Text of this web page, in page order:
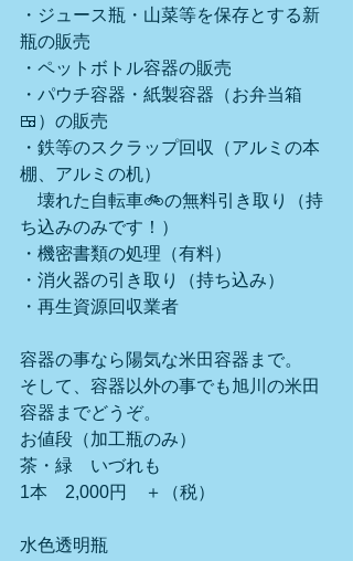
・ジュース瓶・山菜等を保存とする新
瓶の販売
・ペットボトル容器の販売
・パウチ容器・紙製容器（お弁当箱
🍱）の販売
・鉄等のスクラップ回収（アルミの本
棚、アルミの机）
壊れた自転車🚲の無料引き取り（持
ち込みのみです！）
・機密書類の処理（有料）
・消火器の引き取り（持ち込み）
・再生資源回収業者
容器の事なら陽気な米田容器まで。
そして、容器以外の事でも旭川の米田
容器までどうぞ。
お値段（加工瓶のみ）
茶・緑　いづれも
1本　2,000円　＋（税）
水色透明瓶